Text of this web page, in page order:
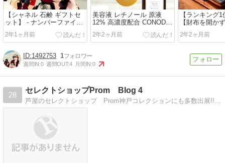
【シャネル 石鹸 ギフトセ
ット】 - ナンバーファイブ
の香りでリラックスタイム
を演出
2年1ヶ月前
美容液 レチノール 原液
12% 高濃度配合 CONODO
コノド レチノアセラム
30ml 送料無料
2年2ヶ月前
【ランキング
【財布を開か
る! 】スリム
ザー 二つ折り
容量 BOX型
折り 財布 人
生活 プレゼン
2年2ヶ月前
1492753 1
週間IN:0 週間OUT:4 月間IN:0
28
セレクトショップProm Blog 4
芦屋のセレクトショップ Prom神戸コレクションにも多数出展!! 随時コーディネイトをご紹介